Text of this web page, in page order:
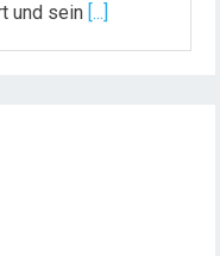
und sein [...]
Chef de Rang
und